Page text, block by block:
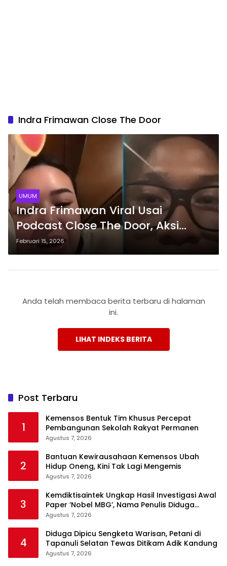
Indra Frimawan Close The Door
UMUM
Indra Frimawan Viral Usai
Podcast Close The Door, Aksi
Kontroversial Tuai Pro dan Kontra
Februari 15, 2026
Anda telah membaca berita terbaru di halaman
ini.
LIHAT INDEKS BERITA
Post Terbaru
1
Kemensos Bentuk Tim Khusus Percepat
Pembangunan Sekolah Rakyat Permanen
Agustus 7, 2026
2
Bantuan Kewirausahaan Kemensos Ubah
Hidup Oneng, Kini Tak Lagi Mengemis
Agustus 7, 2026
3
Kemdiktisaintek Ungkap Hasil Investigasi Awal
Paper ‘Nobel MBG’, Nama Penulis Diduga
Dicantumkan Tanpa Persetujuan
Agustus 7, 2026
4
Diduga Dipicu Sengketa Warisan, Petani di
Tapanuli Selatan Tewas Ditikam Adik Kandung
Agustus 7, 2026